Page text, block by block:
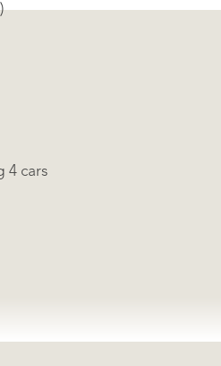
4 cars